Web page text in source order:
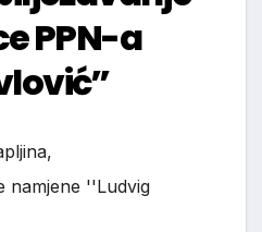
PPN-a
,
namjene ''Ludvig